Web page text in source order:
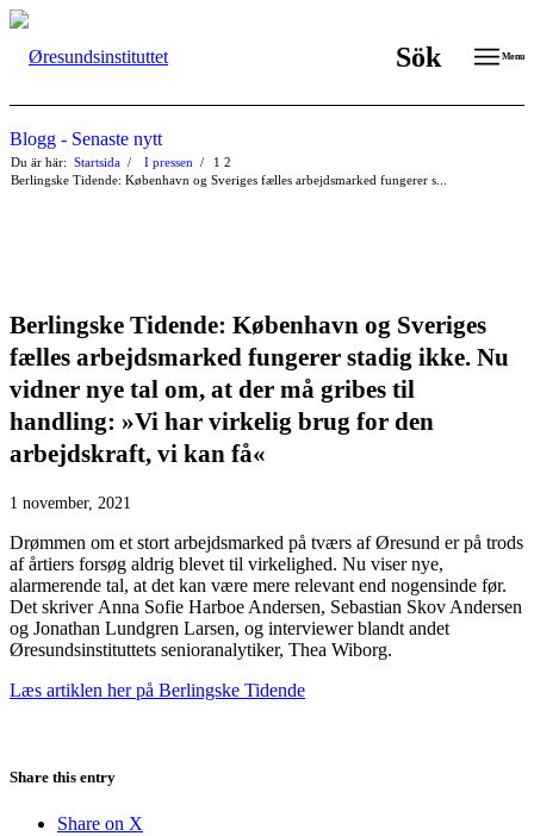
Sök Menu
Blogg - Senaste nytt
Du är här: Startsida 1
/ I pressen 2
/
Berlingske Tidende: København og Sveriges fælles arbejdsmarked fungerer s...
Berlingske Tidende: København og Sveriges
fælles arbejdsmarked fungerer stadig ikke. Nu
vidner nye tal om, at der må gribes til
handling: »Vi har virkelig brug for den
arbejdskraft, vi kan få«
1 november, 2021
Drømmen om et stort arbejdsmarked på tværs af Øresund er på trods
af årtiers forsøg aldrig blevet til virkelighed. Nu viser nye,
alarmerende tal, at det kan være mere relevant end nogensinde før.
Det skriver Anna Sofie Harboe Andersen, Sebastian Skov Andersen
og Jonathan Lundgren Larsen, og interviewer blandt andet
Øresundsinstituttets senioranalytiker, Thea Wiborg.
Læs artiklen her på Berlingske Tidende
Share this entry
Share on X